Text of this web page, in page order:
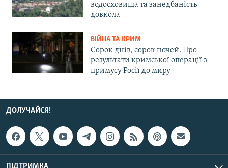
водосховища та занедбаність
довкола
ВІЙНА ТА КРИМ
Сорок днів, сорок ночей. Про
результати кримської операції з
примусу Росії до миру
ДОЛУЧАЙСЯ!
ПІДТРИМКА